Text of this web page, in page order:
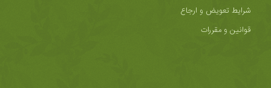
شرایط تعویض و ارجاع
قوانین و مقررات